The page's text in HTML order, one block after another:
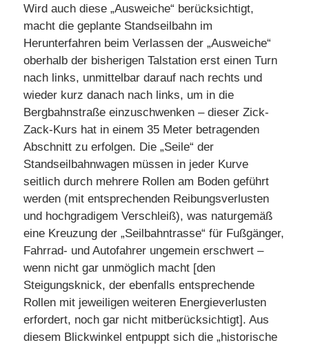
Wird auch diese „Ausweiche“ berücksichtigt,
macht die geplante Standseilbahn im
Herunterfahren beim Verlassen der „Ausweiche“
oberhalb der bisherigen Talstation erst einen Turn
nach links, unmittelbar darauf nach rechts und
wieder kurz danach nach links, um in die
Bergbahnstraße einzuschwenken – dieser Zick-
Zack-Kurs hat in einem 35 Meter betragenden
Abschnitt zu erfolgen. Die „Seile“ der
Standseilbahnwagen müssen in jeder Kurve
seitlich durch mehrere Rollen am Boden geführt
werden (mit entsprechenden Reibungsverlusten
und hochgradigem Verschleiß), was naturgemäß
eine Kreuzung der „Seilbahntrasse“ für Fußgänger,
Fahrrad- und Autofahrer ungemein erschwert –
wenn nicht gar unmöglich macht [den
Steigungsknick, der ebenfalls entsprechende
Rollen mit jeweiligen weiteren Energieverlusten
erfordert, noch gar nicht mitberücksichtigt]. Aus
diesem Blickwinkel entpuppt sich die „historische